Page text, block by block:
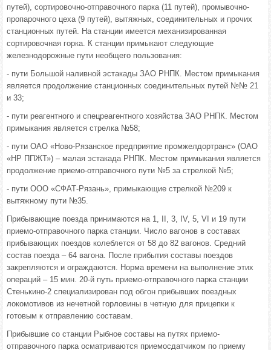
путей), сортировочно-отправочного парка (11 путей), промывочно-
пропарочного цеха (9 путей), вытяжных, соединительных и прочих
станционных путей. На станции имеется механизированная
сортировочная горка. К станции примыкают следующие
железнодорожные пути необщего пользования:
- пути Большой наливной эстакады ЗАО РНПК. Местом примыкания
является продолжение станционных соединительных путей №№ 21
и 33;
- пути реагентного и спецреагентного хозяйства ЗАО РНПК. Местом
примыкания является стрелка №58;
- пути ОАО «Ново-Рязанское предприятие промжелдортранс» (ОАО
«НР ППЖТ») – малая эстакада РНПК. Местом примыкания является
продолжение приемо-отправочного пути №5 за стрелкой №5;
- пути ООО «СФАТ-Рязань», примыкающие стрелкой №209 к
вытяжному пути №35.
Прибывающие поезда принимаются на 1, II, 3, IV, 5, VI и 19 пути
приемо-отправочного парка станции. Число вагонов в составах
прибывающих поездов колеблется от 58 до 82 вагонов. Средний
состав поезда – 64 вагона. После прибытия составы поездов
закрепляются и ограждаются. Норма времени на выполнение этих
операций – 15 мин. 20-й путь приемо-отправочного парка станции
Стенькино-2 специализирован под обгон прибывших поездных
локомотивов из нечетной горловины в четную для прицепки к
готовым к отправлению составам.
Прибывшие со станции Рыбное составы на путях приемо-
отправочного парка осматриваются приемосдатчиком по приему